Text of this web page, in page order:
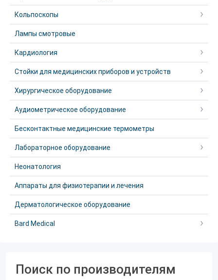
Кольпоскопы
Лампы смотровые
Кардиология
Стойки для медицинских приборов и устройств
Хирургическое оборудование
Аудиометрическое оборудование
Бесконтактные медицинские термометры
Лабораторное оборудование
Неонатология
Аппараты для физиотерапии и лечения
Дерматологическое оборудование
Bard Medical
Поиск по производителям